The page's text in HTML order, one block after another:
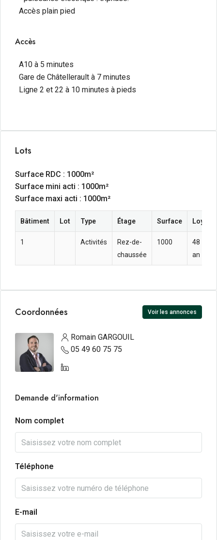
Accès plain pied
Accès
A10 à 5 minutes
Gare de Châtellerault à 7 minutes
Ligne 2 et 22 à 10 minutes à pieds
Lots
Surface RDC : 1000m²
Surface mini acti : 1000m²
Surface maxi acti : 1000m²
Bâtiment Lot Type Étage Surface Loyer
1 Activités
Rez-de-
chaussée
1000
48  HT
an
Coordonnées Voir les annonces
Romain GARGOUIL
05 49 60 75 75
Demande d'information
Nom complet
Téléphone
E-mail